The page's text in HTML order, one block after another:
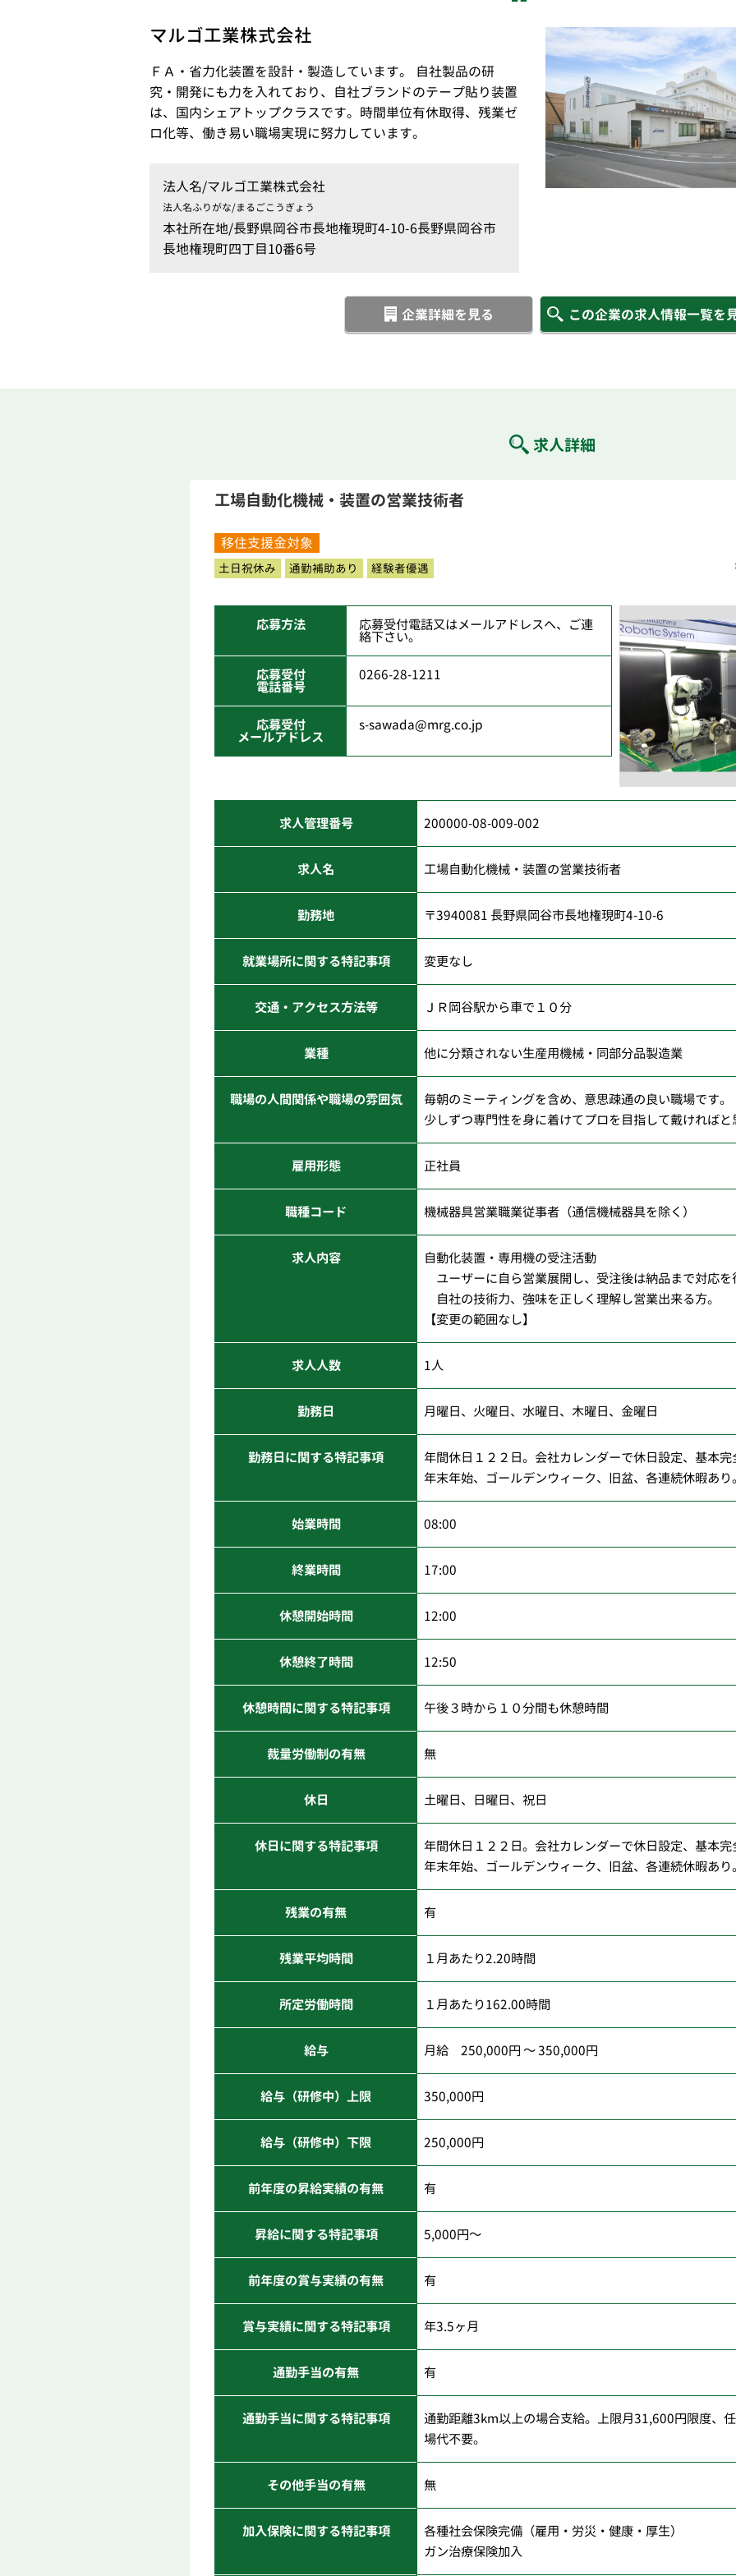
マルゴ工業株式会社
ＦＡ・省力化装置を設計・製造しています。 自社製品の研
究・開発にも力を入れており、自社ブランドのテープ貼り装置
は、国内シェアトップクラスです。時間単位有休取得、残業ゼ
ロ化等、働き易い職場実現に努力しています。
法人名/マルゴ工業株式会社
法人名ふりがな/まるごこうぎょう
本社所在地/長野県岡谷市長地権現町4-10-6長野県岡谷市
長地権現町四丁目10番6号
企業詳細を見る この企業の求人情報一覧を
求人詳細
工場自動化機械・装置の営業技術者
移住支援金対象
土日祝休み 通勤補助あり 経験者優遇
応募方法 応募受付電話又はメールアドレスへ、ご連
絡下さい。
応募受付
電話番号
0266-28-1211
応募受付
メールアドレス
s-sawada@mrg.co.jp
求人管理番号 200000-08-009-002
求人名 工場自動化機械・装置の営業技術者
勤務地 〒3940081 長野県岡谷市長地権現町4-10-6
就業場所に関する特記事項 変更なし
交通・アクセス方法等 ＪＲ岡谷駅から車で１０分
業種 他に分類されない生産用機械・同部分品製造業
職場の人間関係や職場の雰囲気
毎朝のミーティングを含め、意思疎通の良い職場です。
少しずつ専門性を身に着けてプロを目指して戴ければ
雇用形態 正社員
職種コード 機械器具営業職業従事者（通信機械器具を除く）
求人内容
自動化装置・専用機の受注活動
ユーザーに自ら営業展開し、受注後は納品まで対応を
自社の技術力、強味を正しく理解し営業出来る方。
【変更の範囲なし】
求人人数 1人
勤務日 月曜日、火曜日、水曜日、木曜日、金曜日
勤務日に関する特記事項
年間休日１２２日。会社カレンダーで休日設定、基本
年末年始、ゴールデンウィーク、旧盆、各連続休暇あり
始業時間 08:00
終業時間 17:00
休憩開始時間 12:00
休憩終了時間 12:50
休憩時間に関する特記事項 午後３時から１０分間も休憩時間
裁量労働制の有無 無
休日 土曜日、日曜日、祝日
休日に関する特記事項
年間休日１２２日。会社カレンダーで休日設定、基本
年末年始、ゴールデンウィーク、旧盆、各連続休暇あり
残業の有無 有
残業平均時間 １月あたり2.20時間
所定労働時間 １月あたり162.00時間
給与 月給 250,000円 ～ 350,000円
給与（研修中）上限 350,000円
給与（研修中）下限 250,000円
前年度の昇給実績の有無 有
昇給に関する特記事項 5,000円～
前年度の賞与実績の有無 有
賞与実績に関する特記事項 年3.5ヶ月
通勤手当の有無 有
通勤手当に関する特記事項
通勤距離3km以上の場合支給。上限月31,600円限度、
場代不要。
その他手当の有無 無
加入保険に関する特記事項
各種社会保険完備（雇用・労災・健康・厚生）
ガン治療保険加入